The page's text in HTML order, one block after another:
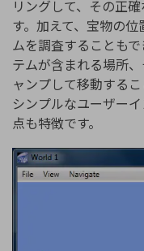
リングして、その正
す。加えて、宝物の
ムを調査することも
テムが含まれる場所
ャンプして移動する
シンプルなユーザー
点も特徴です。